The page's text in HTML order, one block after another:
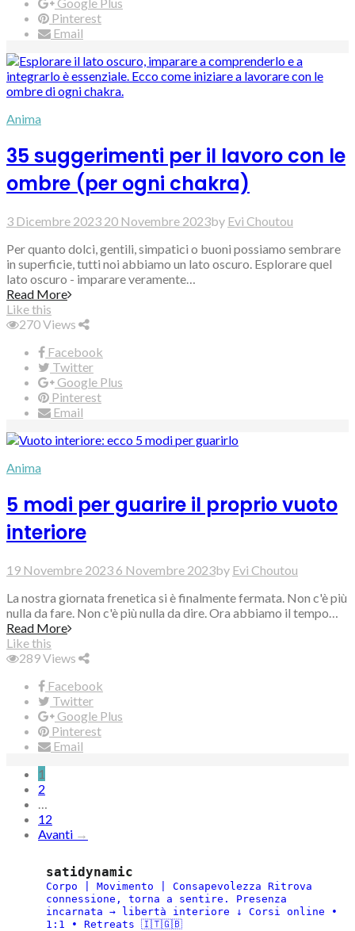
Google Plus
Pinterest
Email
Anima
35 suggerimenti per il lavoro con le
ombre (per ogni chakra)
3 Dicembre 2023 20 Novembre 2023by Evi Choutou
Per quanto dolci, gentili, simpatici o buoni possiamo sembrare
in superficie, tutti noi abbiamo un lato oscuro. Esplorare quel
lato oscuro - imparare veramente…
Read More
Like this
270Views
Facebook
Twitter
Google Plus
Pinterest
Email
Anima
5 modi per guarire il proprio vuoto
interiore
19 Novembre 2023 6 Novembre 2023by Evi Choutou
La nostra giornata frenetica si è finalmente fermata. Non c'è più
nulla da fare. Non c'è più nulla da dire. Ora abbiamo il tempo…
Read More
Like this
289Views
Facebook
Twitter
Google Plus
Pinterest
Email
Navigazione
articoli
1
2
…
12
Avanti →
satidynamic
Corpo | Movimento | Consapevolezza Ritrova
connessione, torna a sentire.
Presenza
incarnata → libertà interiore ↓ Corsi online •
1:1 • Retreats 🇮🇹🇬🇧